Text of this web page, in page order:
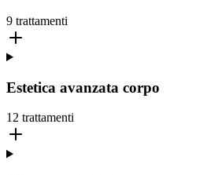
9 trattamenti
Estetica avanzata corpo
12 trattamenti